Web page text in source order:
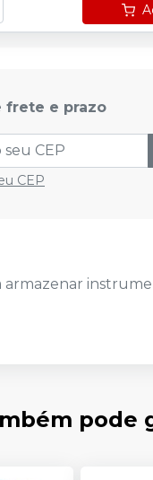
frete e prazo
CEP
armazenar
pode